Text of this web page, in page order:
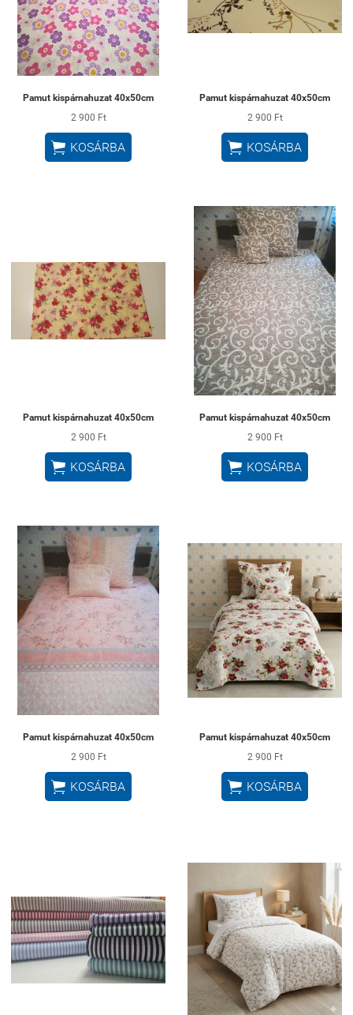
Pamut kispárnahuzat 40x50cm
2 900 Ft
 KOSÁRBA
Pamut kispárnahuzat 40x50cm
2 900 Ft
 KOSÁRBA
Pamut kispárnahuzat 40x50cm
2 900 Ft
 KOSÁRBA
Pamut kispárnahuzat 40x50cm
2 900 Ft
 KOSÁRBA
Pamut kispárnahuzat 40x50cm
2 900 Ft
 KOSÁRBA
Pamut kispárnahuzat 40x50cm
2 900 Ft
 KOSÁRBA